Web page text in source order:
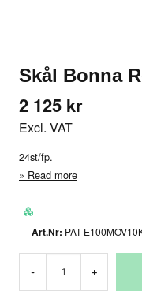
Skål Bonna
2 125 kr
Excl. VAT
24st/fp.
Read more
PAT-
- +